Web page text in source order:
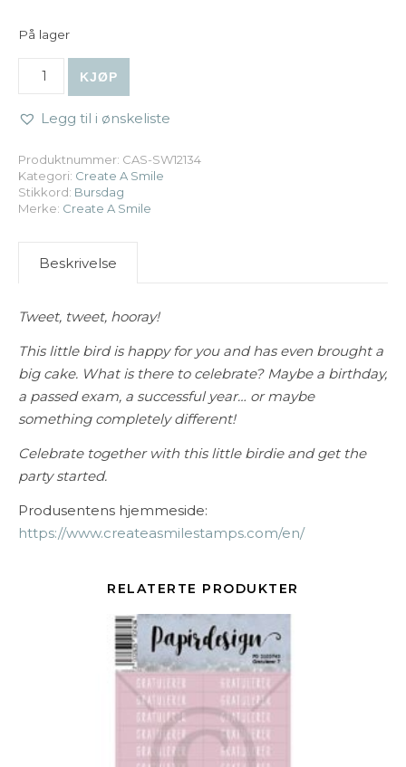
På lager
KJØP
Legg til i ønskeliste
Produktnummer: CAS-SW12134
Kategori: Create A Smile
Stikkord: Bursdag
Merke: Create A Smile
Beskrivelse
Tweet, tweet, hooray!
This little bird is happy for you and has even brought a
big cake. What is there to celebrate? Maybe a birthday,
a passed exam, a successful year… or maybe
something completely different!
Celebrate together with this little birdie and get the
party started.
Produsentens hjemmeside:
https://www.createasmilestamps.com/en/
RELATERTE PRODUKTER